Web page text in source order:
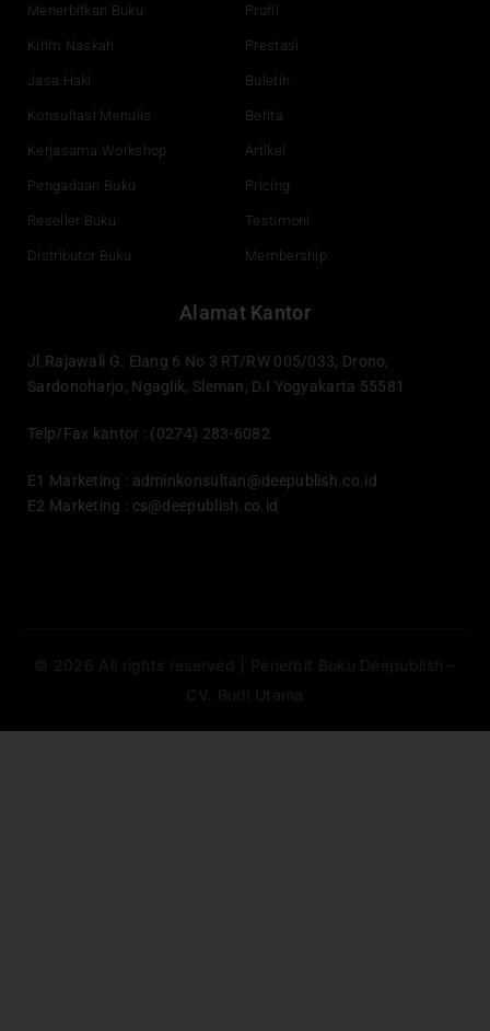
o
e
n
Menerbitkan Buku
Kirim Naskah
Jasa Haki
Konsultasi Menulis
Kerjasama Workshop
Pengadaan Buku
Reseller Buku
Distributor Buku
Profil
Prestasi
Buletin
Berita
Artikel
Pricing
Testimoni
Membership
Alamat Kantor
Jl.Rajawali G. Elang 6 No 3 RT/RW 005/033, Drono,
Sardonoharjo, Ngaglik, Sleman, D.I Yogyakarta 55581
Telp/Fax kantor : (0274) 283-6082
E1 Marketing : adminkonsultan@deepublish.co.id
E2 Marketing : cs@deepublish.co.id
© 2026 All rights reserved | Penerbit Buku Deepublish –
CV. Budi Utama